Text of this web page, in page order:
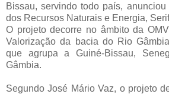
Bissau, servindo todo país,
dos Recursos Naturais e Energia,
O projeto decorre no âmbito da
Valorização da bacia do Rio
que agrupa a Guiné-Bissau,
Gâmbia.
Segundo José Mário Vaz, o projeto